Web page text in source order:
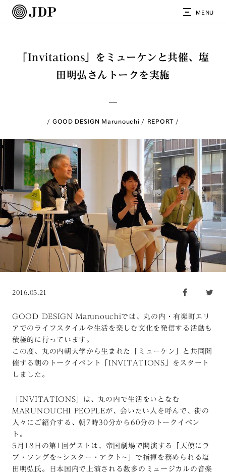
MENU
「Invitations」をミューケンと共催、塩
田明弘さんトークを実施
GOOD DESIGN Marunouchi REPORT
2016.05.21
GOOD DESIGN Marunouchiでは、丸の内・有楽町エリ
アでのライフスタイルや生活を楽しむ文化を発信する活動も
積極的に行っています。
この度、丸の内朝大学から生まれた「ミューケン」と共同開
催する朝のトークイベント「INVITATIONS」をスタート
しました。
「INVITATIONS」は、丸の内で生活をいとなむ
MARUNOUCHI PEOPLEが、会いたい人を呼んで、街の
人々にご紹介する、朝7時30分から60分のトークイベン
ト。
5月18日の第1回ゲストは、帝国劇場で開演する「天使にラ
ブ・ソングを~シスター・アクト~」で指揮を務められる塩
田明弘氏。日本国内で上演される数多のミュージカルの音楽